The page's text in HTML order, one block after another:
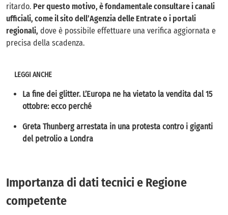
ritardo. Per questo motivo, è fondamentale consultare i canali
ufficiali, come il sito dell’Agenzia delle Entrate o i portali
regionali, dove è possibile effettuare una verifica aggiornata e
precisa della scadenza.
LEGGI ANCHE
La fine dei glitter. L’Europa ne ha vietato la vendita dal 15
ottobre: ecco perché
Greta Thunberg arrestata in una protesta contro i giganti
del petrolio a Londra
Importanza di dati tecnici e Regione
competente